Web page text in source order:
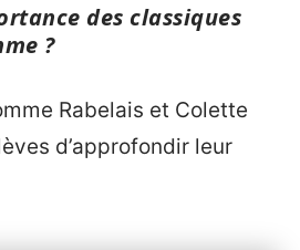
des classiques
?
Rabelais et Colette
d’approfondir leur